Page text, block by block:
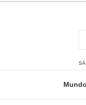
Mundo